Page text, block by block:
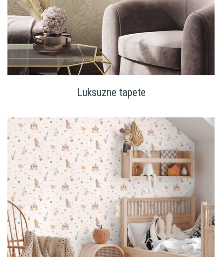
Luksuzne tapete